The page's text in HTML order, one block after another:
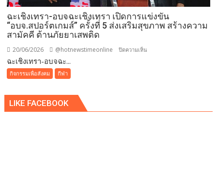
รายการ
Thailand
Drum
ฉะเชิงเทรา-อบจฉะเชิงเทรา เปิดการแข่งขัน
“อบจ.สปอร์ตเกมส์” ครั้งที่ 5 ส่งเสริมสุขภาพ สร้างความ
สามัคคี ต้านภัยยาเสพติด
20/06/2026 @hotnewstimeonline ปิดความเห็น
แข่งขัน
ฉะเชิงเทรา-อบจฉะ...
กิจกรรมเพื่อสังคม กีฬา
LIKE FACEBOOK